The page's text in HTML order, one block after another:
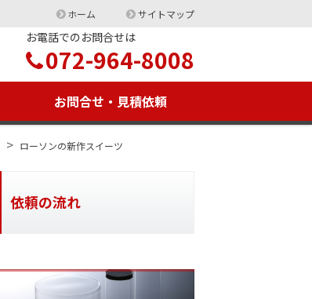
ホーム サイトマップ
お電話でのお問合せは
072-964-8008
お問合せ・見積依頼
> ローソンの新作スイーツ
依頼の流れ